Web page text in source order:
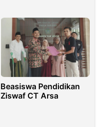
Kolaborasi Sosial dan
Wisata untuk Anak
Yatim
Beasiswa Pendidikan
Ziswaf CT Arsa